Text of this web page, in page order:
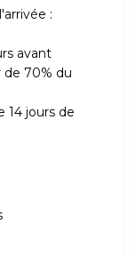
:
avant
70% du
14 jours de